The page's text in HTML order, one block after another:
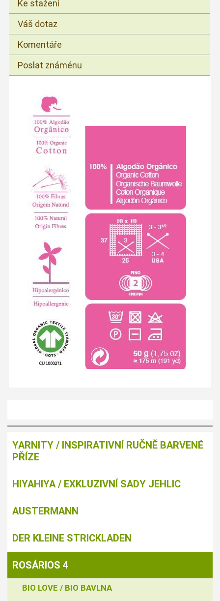
Ke stažení
Váš dotaz
Komentáře
Poslat známénu
YARNITY / INSPIRATIVNÍ RUČNĚ BARVENÉ
PŘÍZE
HIYAHIYA / EXKLUZIVNÍ SADY JEHLIC
AUSTERMANN
DER KLEINE STRICKLADEN
ROSÁRIOS 4
BIO LOVE / BIO BAVLNA